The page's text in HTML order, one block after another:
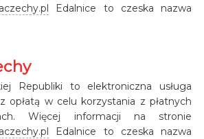
Edalnice to czeska nazwa
Republiki to elektroniczna usługa
opłatą w celu korzystania z płatnych
Więcej informacji na stronie
Edalnice to czeska nazwa